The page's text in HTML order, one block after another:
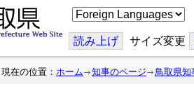
こ
の
ジ
を
翻
読み上げ サイズ変更
現在の位置： ホーム 知事のページ 鳥取県知